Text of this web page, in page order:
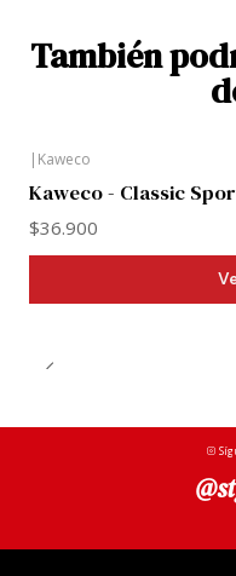
También
| Kaweco
Kaweco - Classic
$36.900